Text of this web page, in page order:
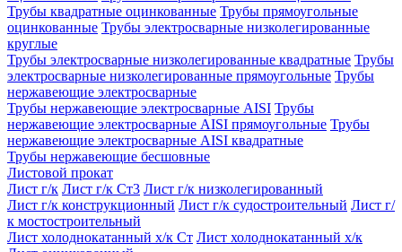
Трубы квадратные оцинкованные Трубы прямоугольные
оцинкованные Трубы электросварные низколегированные
круглые
Трубы электросварные низколегированные квадратные Трубы
электросварные низколегированные прямоугольные Трубы
нержавеющие электросварные
Трубы нержавеющие электросварные AISI Трубы
нержавеющие электросварные AISI прямоугольные Трубы
нержавеющие электросварные AISI квадратные
Трубы нержавеющие бесшовные
Листовой прокат
Лист г/к Лист г/к Ст3 Лист г/к низколегированный
Лист г/к конструкционный Лист г/к судостроительный Лист г/
к мостостроительный
Лист холоднокатанный х/к Ст Лист холоднокатанный х/к